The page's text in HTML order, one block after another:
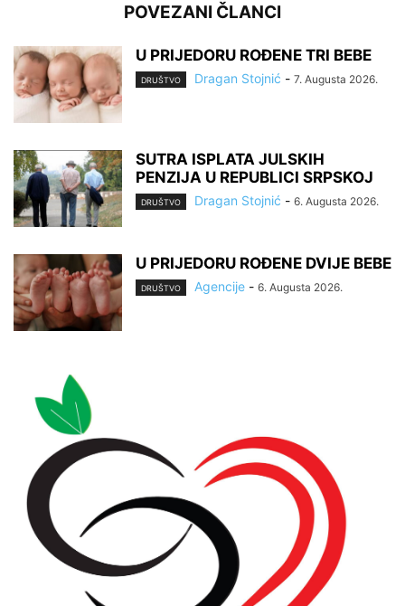
POVEZANI ČLANCI
U PRIJEDORU ROĐENE TRI BEBE
DRUŠTVO Dragan Stojnić - 7. Augusta 2026.
SUTRA ISPLATA JULSKIH
PENZIJA U REPUBLICI SRPSKOJ
DRUŠTVO Dragan Stojnić - 6. Augusta 2026.
U PRIJEDORU ROĐENE DVIJE BEBE
DRUŠTVO Agencije - 6. Augusta 2026.